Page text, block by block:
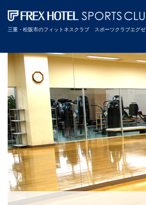
三重・松阪市のフィットネスクラブ スポーツクラブエグゼ